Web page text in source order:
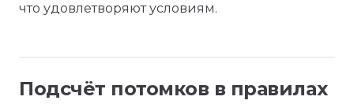
что удовлетворяют условиям.
Подсчёт потомков в правилах